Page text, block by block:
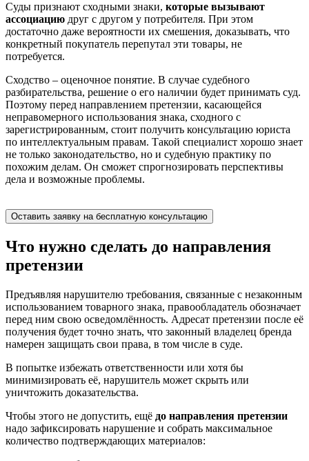
Суды признают сходными знаки, которые вызывают
ассоциацию друг с другом у потребителя. При этом
достаточно даже вероятности их смешения, доказывать, что
конкретный покупатель перепутал эти товары, не
потребуется.
Сходство – оценочное понятие. В случае судебного
разбирательства, решение о его наличии будет принимать суд.
Поэтому перед направлением претензии, касающейся
неправомерного использования знака, сходного с
зарегистрированным, стоит получить консультацию юриста
по интеллектуальным правам. Такой специалист хорошо знает
не только законодательство, но и судебную практику по
похожим делам. Он сможет спрогнозировать перспективы
дела и возможные проблемы.
Оставить заявку на бесплатную консультацию
Что нужно сделать до направления
претензии
Предъявляя нарушителю требования, связанные с незаконным
использованием товарного знака, правообладатель обозначает
перед ним свою осведомлённость. Адресат претензии после её
получения будет точно знать, что законный владелец бренда
намерен защищать свои права, в том числе в суде.
В попытке избежать ответственности или хотя бы
минимизировать её, нарушитель может скрыть или
уничтожить доказательства.
Чтобы этого не допустить, ещё до направления претензии
надо зафиксировать нарушение и собрать максимальное
количество подтверждающих материалов: